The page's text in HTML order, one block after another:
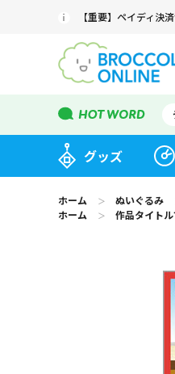
【重要】ペイディ決
グッズ
ホーム ＞ ぬいぐるみ
ホーム
＞ 作品タイト